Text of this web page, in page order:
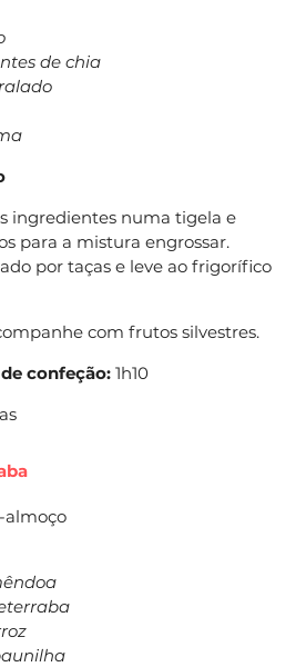
de chia
ingredientes numa tigela e
para a mistura engrossar.
por taças e leve ao frigorífico
com frutos silvestres.
confeção: 1h10
almoço